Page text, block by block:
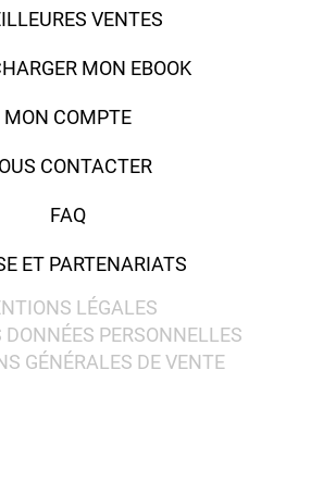
VENTES
MON EBOOK
MON COMPTE
CONTACTER
FAQ
ET PARTENARIATS
LÉGALES
DONNÉES PERSONNELLES
GÉNÉRALES DE VENTE